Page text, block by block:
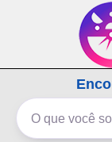
Os sonhos